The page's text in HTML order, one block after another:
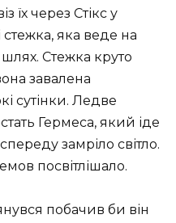
їх через Стікс у
стежка, яка веде на
Стежка круто
завалена
сутінки. Ледве
Гермеса, який іде
замріло світло.
посвітлішало.
побачив би він